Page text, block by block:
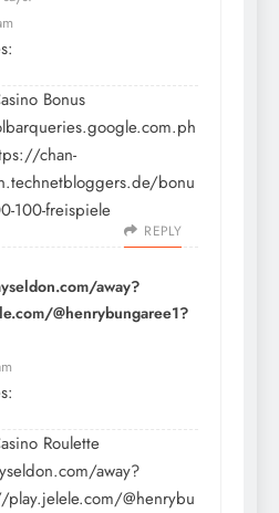
Bonus
chan-
bonu
100-freispiele
REPLY
away?
@henrybungaree1?
Roulette
away?
@henrybu